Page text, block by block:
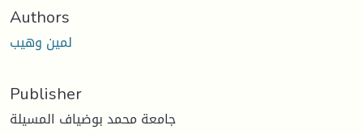
Authors
لمين وهيب
Publisher
جامعة محمد بوضياف المسيلة